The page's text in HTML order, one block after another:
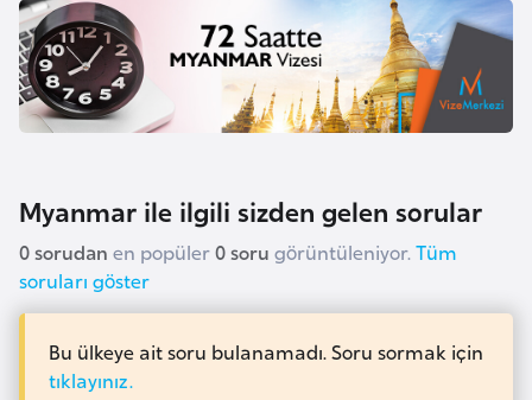
Myanmar ile ilgili sizden gelen sorular
0 sorudan en popüler0 soru görüntüleniyor. Tüm
soruları göster
Bu ülkeye ait soru bulanamadı. Soru sormak için
tıklayınız.
r
i
y
e
t
z